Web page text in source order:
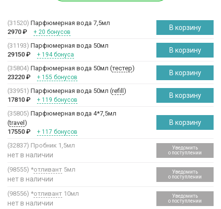
(31520) Парфюмерная вода 7,5мл
2970 ₽ + 20 бонусов
В корзину
(31193) Парфюмерная вода 50мл
29150 ₽ + 194 бонуса
В корзину
(35804) Парфюмерная вода 50мл (тестер)
23220 ₽ + 155 бонусов
В корзину
(33951) Парфюмерная вода 50мл (refill )
17810 ₽ + 119 бонусов
В корзину
(35805) Парфюмерная вода 4*7,5мл
(travel )
17550 ₽ + 117 бонусов
В корзину
(32837) Пробник 1,5мл
нет в наличии
Уведомить
о поступлении
(98555) *отливант 5мл
нет в наличии
Уведомить
о поступлении
(98556) *отливант 10мл
нет в наличии
Уведомить
о поступлении